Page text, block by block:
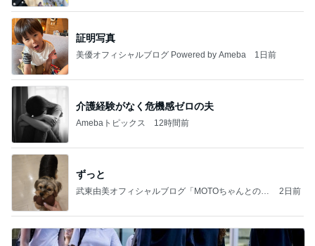
証明写真
美優オフィシャルブログ Powered by Ameba 1日前
介護経験がなく危機感ゼロの夫
Amebaトピックス 12時間前
ずっと
武東由美オフィシャルブログ「MOTOちゃんとのは
2日前